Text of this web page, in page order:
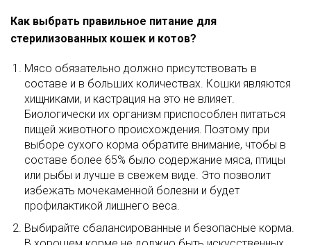
Как выбрать правильное питание для
стерилизованных кошек и котов?
Мясо обязательно должно присутствовать в
составе и в больших количествах. Кошки являются
хищниками, и кастрация на это не влияет.
Биологически их организм приспособлен питаться
пищей животного происхождения. Поэтому при
выборе сухого корма обратите внимание, чтобы в
составе более 65% было содержание мяса, птицы
или рыбы и лучше в свежем виде. Это позволит
избежать мочекаменной болезни и будет
профилактикой лишнего веса.
Выбирайте сбалансированные и безопасные корма.